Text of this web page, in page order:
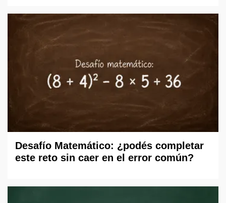
Desafío Matemático: ¿podés completar
este reto sin caer en el error común?